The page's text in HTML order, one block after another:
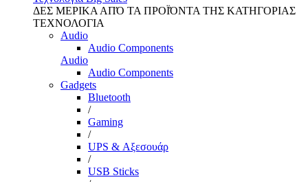
ΔΕΣ ΜΕΡΙΚΑ ΑΠΌ ΤΑ ΠΡΟΪΌΝΤΑ ΤΗΣ ΚΑΤΗΓΟΡΙΑΣ
ΤΕΧΝΟΛΟΓΙΑ
Audio
Audio Components
Audio
Audio Components
Gadgets
Bluetooth
/
Gaming
/
UPS & Αξεσουάρ
/
USB Sticks